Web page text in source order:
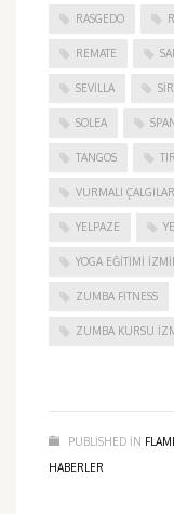
RASGEDO
REMATE
SEVILLA
SOLEA
TANGOS
VURMALI ÇALGILAR
YELPAZE
YOGA EĞITIMI
ZUMBA FITNESS
ZUMBA KURSU
PUBLISHED IN
HABERLER